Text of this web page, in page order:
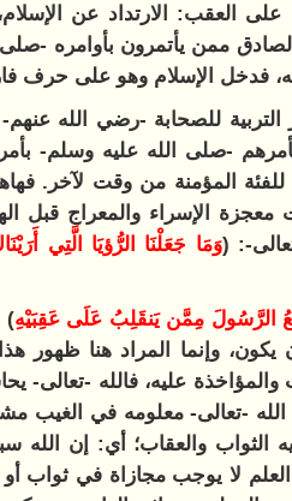
على العقب: الارتداد عن
الصادق ممن يأتمرون بأوامره
فدخل الإسلام وهو على حرف
للصحابة -رضي الله
-صلى الله عليه وسلم-
المؤمنة من وقت لآخر.
معجزة الإسراء والمعراج قبل
: (وَمَا جَعَلْنَا الرُّؤيَا الَّتِي
الرَّسُولَ مِمَّن يَنقَلِبُ عَلَى عَقِبَيْهِ)
يكون، وإنما المراد هنا ظهور
والمؤاخذة عليه، فالله -تعالى-
-تعالى- معلومه في الغيب
الثواب والعقاب؛ أي: إن الله
لا يوجب مجازاة في ثواب